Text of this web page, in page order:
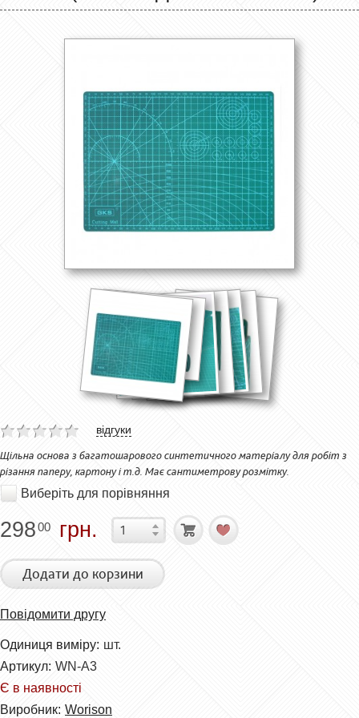
відгуки
Щільна основа з багатошарового синтетичного матеріалу для робіт з
різання паперу, картону і т.д. Має сантиметрову розмітку.
Виберіть для порівняння
29800 грн.
Додати до корзини
Повідомити другу
Одиниця виміру: шт.
Артикул: WN-A3
Є в наявності
Виробник: Worison